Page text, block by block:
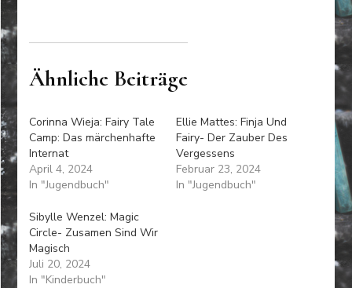
Ähnliche Beiträge
Corinna Wieja: Fairy Tale
Camp: Das märchenhafte
Internat
April 4, 2024
In "Jugendbuch"
Ellie Mattes: Finja Und
Fairy- Der Zauber Des
Vergessens
Februar 23, 2024
In "Jugendbuch"
Sibylle Wenzel: Magic
Circle- Zusamen Sind Wir
Magisch
Juli 20, 2024
In "Kinderbuch"